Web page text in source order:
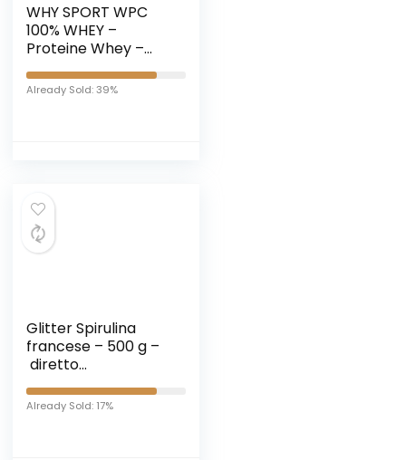
WHY SPORT WPC
100% WHEY –
Proteine Whey –
Proteine in Polvere
per la Massa
Muscolare – Senza
Already Sold: 39%
Glitter Spirulina
francese – 500 g –
diretto
produttore –
Spirulina di
campagna –
Already Sold: 17%